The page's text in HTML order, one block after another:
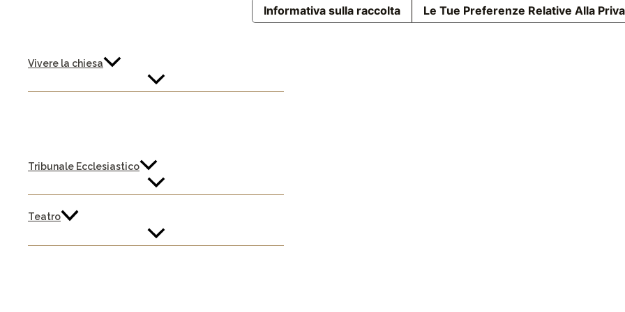
Vivere la chiesa
Tribunale Ecclesiastico
Teatro
Informativa sulla raccolta Le Tue Preferenze Relative Alla